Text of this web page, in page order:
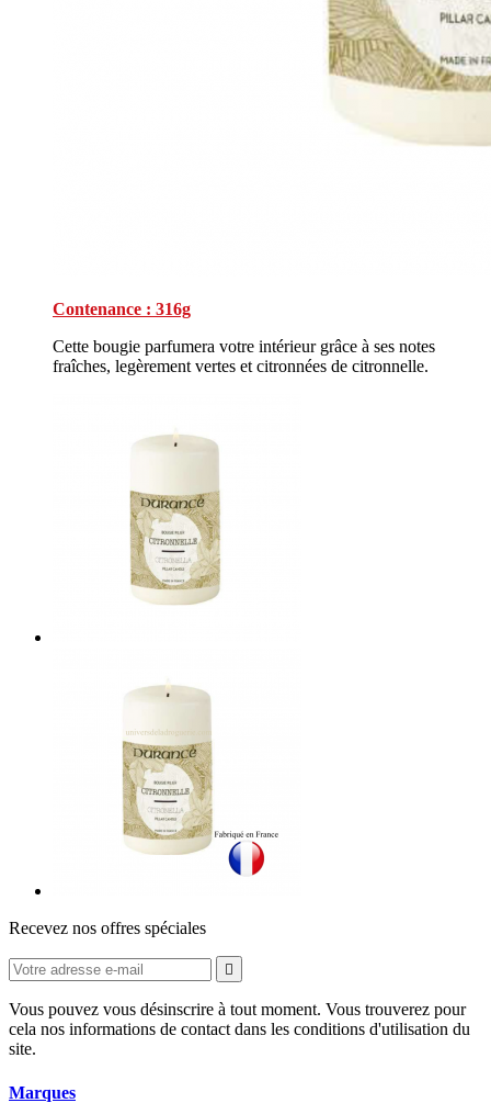
Contenance : 316g
Cette bougie parfumera votre intérieur grâce à ses notes
fraîches, legèrement vertes et citronnées de citronnelle.
Recevez nos offres spéciales

Vous pouvez vous désinscrire à tout moment. Vous trouverez pour
cela nos informations de contact dans les conditions d'utilisation du
site.
Marques